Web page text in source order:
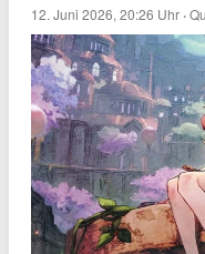
12. Juni 2026, 20:26 Uhr ·